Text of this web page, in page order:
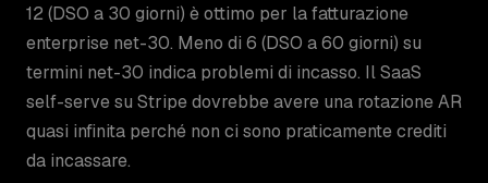
12 (DSO a 30 giorni) è ottimo per la fatturazione
enterprise net-30. Meno di 6 (DSO a 60 giorni) su
termini net-30 indica problemi di incasso. Il SaaS
self-serve su Stripe dovrebbe avere una rotazione AR
quasi infinita perché non ci sono praticamente crediti
da incassare.